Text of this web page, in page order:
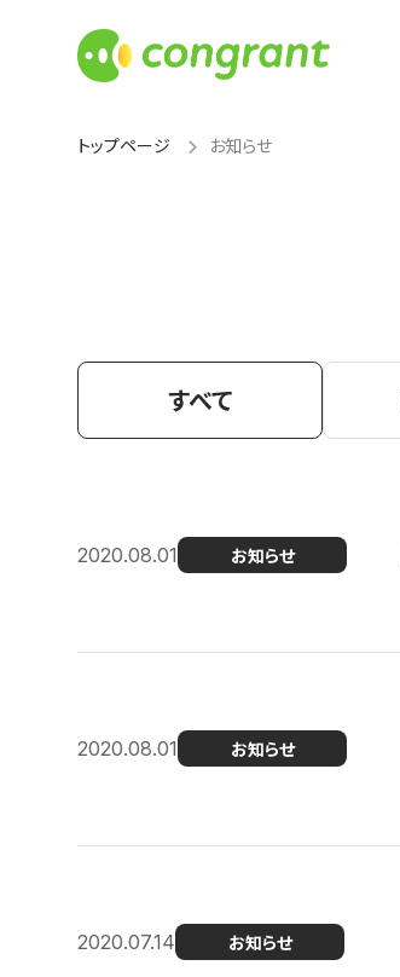
トップページ お知らせ
すべて
2020.08.01 お知らせ
2020.08.01 お知らせ
2020.07.14 お知らせ